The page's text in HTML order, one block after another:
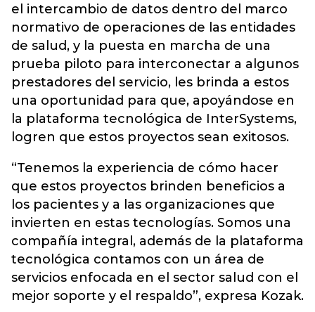
el intercambio de datos dentro del marco
normativo de operaciones de las entidades
de salud, y la puesta en marcha de una
prueba piloto para interconectar a algunos
prestadores del servicio, les brinda a estos
una oportunidad para que, apoyándose en
la plataforma tecnológica de InterSystems,
logren que estos proyectos sean exitosos.
“Tenemos la experiencia de cómo hacer
que estos proyectos brinden beneficios a
los pacientes y a las organizaciones que
invierten en estas tecnologías. Somos una
compañía integral, además de la plataforma
tecnológica contamos con un área de
servicios enfocada en el sector salud con el
mejor soporte y el respaldo”, expresa Kozak.